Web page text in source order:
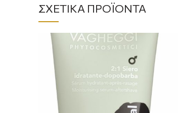
ΣΧΕΤΙΚΆ ΠΡΟΪΌΝΤΑ